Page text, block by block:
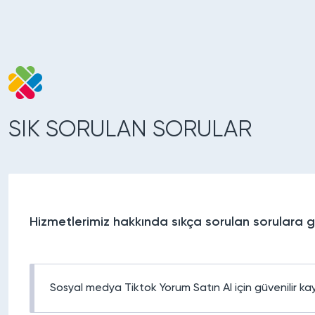
SIK SORULAN SORULAR
Hizmetlerimiz hakkında sıkça sorulan sorulara
Sosyal medya Tiktok Yorum Satın Al için güvenilir